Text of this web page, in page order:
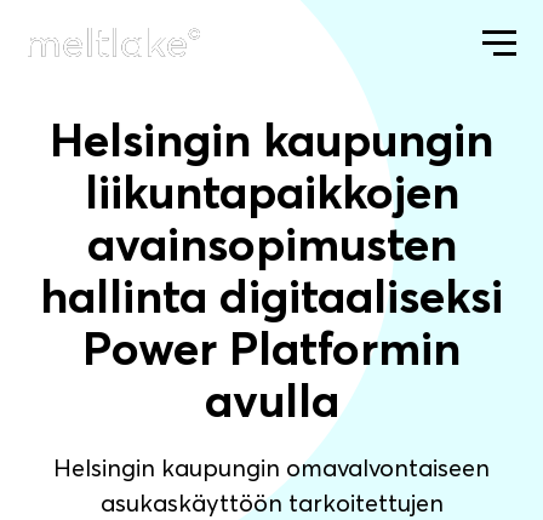
ETUSIVU
HELSINGIN
Helsingin kaupungin
liikuntapaikkojen
avainsopimusten
hallinta digitaaliseksi
Power Platformin
avulla
Helsingin kaupungin omavalvontaiseen
asukaskäyttöön tarkoitettujen